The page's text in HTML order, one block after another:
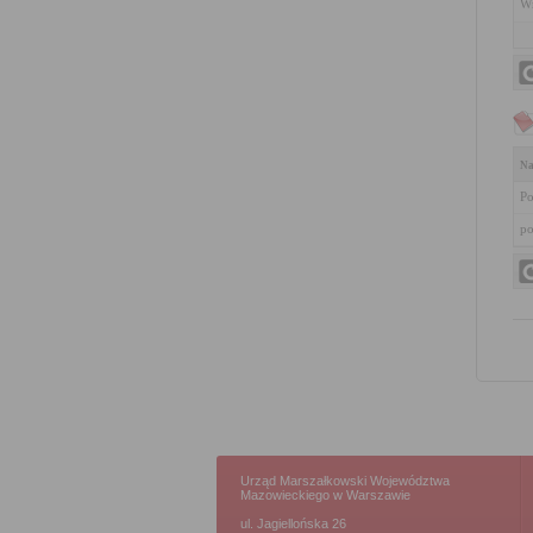
Urząd Marszałkowski Województwa
Mazowieckiego w Warszawie
ul. Jagiellońska 26